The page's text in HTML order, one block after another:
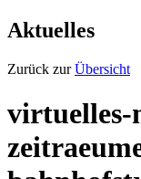
Aktuelles
Zurück zurÜbersicht
virtuelles-